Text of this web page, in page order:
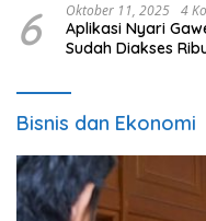
6 Oktober 11, 2025 4
Aplikasi Nyari
Sudah Diakses
Bisnis dan Ekonomi